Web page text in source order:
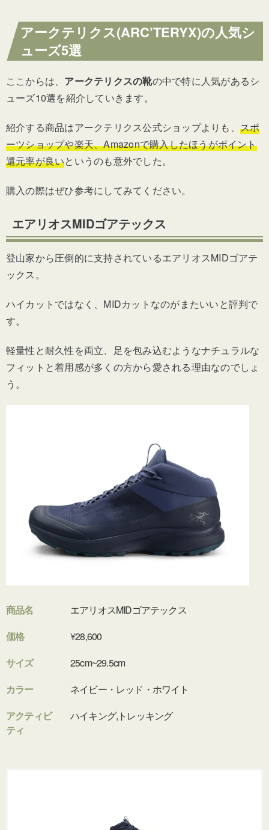
アークテリクス(ARC’TERYX)の人気シ
ューズ5選
ここからは、 アークテリクスの靴の中で特に人気があるシ
ューズ10選を紹介していきます。
紹介する商品はアークテリクス公式ショップよりも、 スポ
ーツショップや楽天、Amazonで購入したほうがポイント
還元率が良いというのも意外でした。
購入の際はぜひ参考にしてみてください。
エアリオスMIDゴアテックス
登山家から圧倒的に支持されているエアリオスMIDゴアテ
ックス。
ハイカットではなく、MIDカットなのがまたいいと評判で
す。
軽量性と耐久性を両立、足を包み込むようなナチュラルな
フィットと着用感が多くの方から愛される理由なのでしょ
う。
商品名
エアリオスMIDゴアテックス
価格
¥28,600
サイズ
25cm~29.5cm
カラー
ネイビー・レッド・ホワイト
アクティビ
ティ
ハイキング,トレッキング